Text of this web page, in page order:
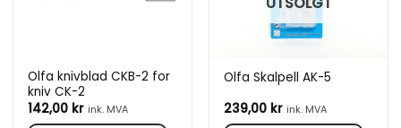
Olfa knivblad CKB-2 for
kniv CK-2
142,00 kr ink. MVA
Olfa Skalpell AK-5
239,00 kr ink. MVA